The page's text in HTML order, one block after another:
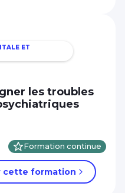
ET
les troubles
Formation continue
cette formation